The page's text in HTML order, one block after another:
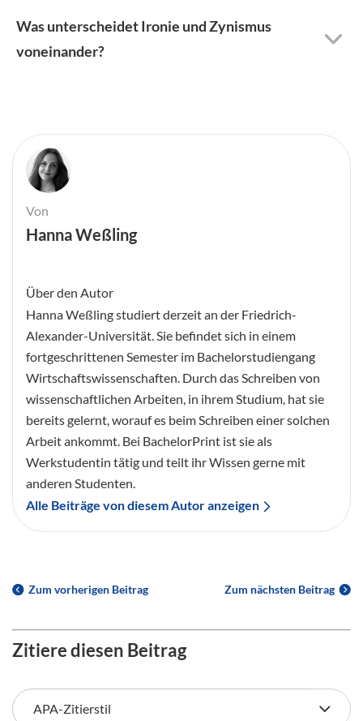
Was unterscheidet Ironie und Zynismus
voneinander?
Von
Hanna Weßling
Über den Autor
Hanna Weßling studiert derzeit an der Friedrich-
Alexander-Universität. Sie befindet sich in einem
fortgeschrittenen Semester im Bachelorstudiengang
Wirtschaftswissenschaften. Durch das Schreiben von
wissenschaftlichen Arbeiten, in ihrem Studium, hat sie
bereits gelernt, worauf es beim Schreiben einer solchen
Arbeit ankommt. Bei BachelorPrint ist sie als
Werkstudentin tätig und teilt ihr Wissen gerne mit
anderen Studenten.
Alle Beiträge von diesem Autor anzeigen
Zum vorherigen Beitrag Zum nächsten Beitrag
Zitiere diesen Beitrag